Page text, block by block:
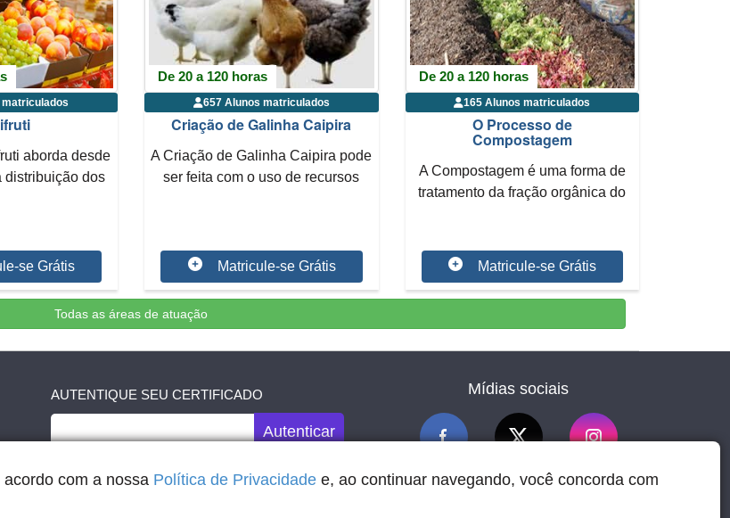
aborda desde
distribuição dos
se Grátis
De 20 a 120 horas
657 Alunos matriculados
Criação de Galinha Caipira
A Criação de Galinha Caipira pode
ser feita com o uso de recursos
Matricule-se Grátis
De 20 a 120 horas
165 Alunos matriculados
O Processo de
Compostagem
A Compostagem é uma forma de
tratamento da fração orgânica do
Matricule-se Grátis
Todas as áreas de atuação
AUTENTIQUE SEU CERTIFICADO
Autenticar
Mídias sociais
com a nossa Política de Privacidade e, ao continuar navegando, você concorda com